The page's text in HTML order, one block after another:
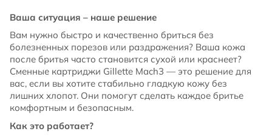
Ваша ситуация – наше решение
Вам нужно быстро и качественно бриться без
болезненных порезов или раздражения? Ваша кожа
после бритья часто становится сухой или краснеет?
Сменные картриджи Gillette Mach3 — это решение для
вас, если вы хотите стабильно гладкую кожу без
лишних хлопот. Они помогут сделать каждое бритье
комфортным и безопасным.
Как это работает?